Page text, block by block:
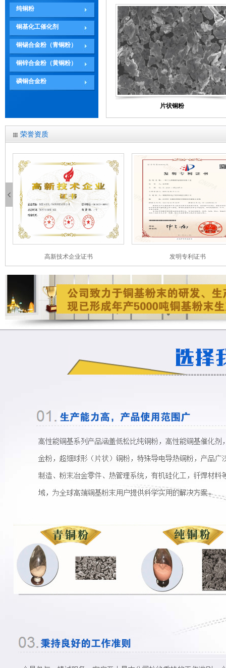
纯铜粉
铜基化工催化剂
铜锡合金粉（青铜粉）
铜锌合金粉（黄铜粉）
磷铜合金粉
片状铜粉
荣誉资质
发明专利证书 省级领军人才证书